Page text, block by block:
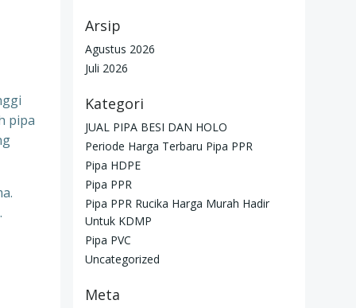
pipa
Arsip
Agustus 2026
Juli 2026
Kategori
JUAL PIPA BESI DAN HOLO
Periode Harga Terbaru Pipa PPR
Pipa HDPE
Pipa PPR
Pipa PPR Rucika Harga Murah Hadir
Untuk KDMP
Pipa PVC
Uncategorized
Meta